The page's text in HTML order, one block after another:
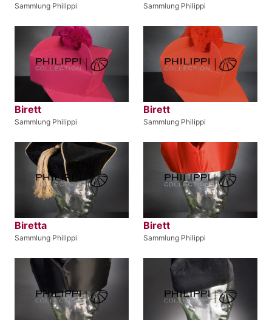
Sammlung Philippi Sammlung Philippi
Birett
Sammlung Philippi
Birett
Sammlung Philippi
Biretta
Sammlung Philippi
Birett
Sammlung Philippi